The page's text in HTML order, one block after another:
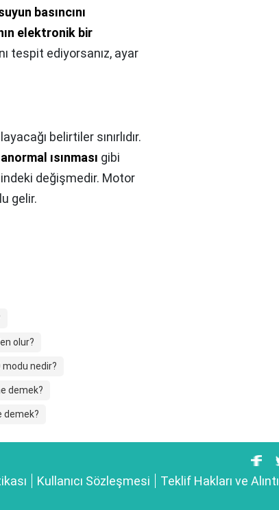
basıncını
elektronik bir
tespit ediyorsanız, ayar
belirtiler sınırlıdır.
ısınması gibi
değişmedir. Motor
gelir.
olur?
modu nedir?
demek?
demek?
Kullanıcı Sözleşmesi Teklif Hakları ve Alıntı